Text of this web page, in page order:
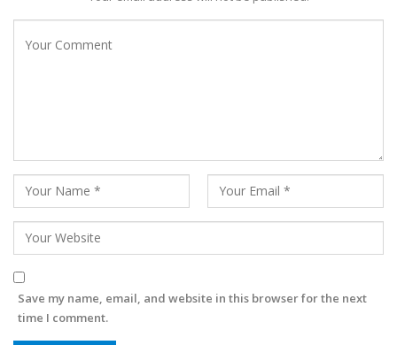
Save my name, email, and website in this browser for the next
time I comment.